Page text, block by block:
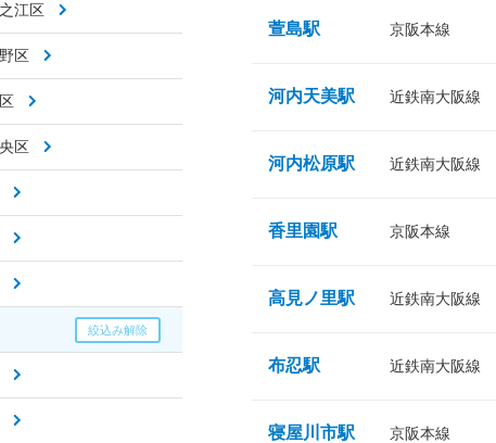
江区
区
区
萱島駅 京阪本線
河内天美駅 近鉄南大阪線
河内松原駅 近鉄南大阪線
香里園駅 京阪本線
高見ノ里駅 近鉄南大阪線
布忍駅 近鉄南大阪線
寝屋川市駅 京阪本線